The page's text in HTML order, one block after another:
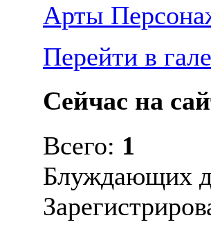
Арты
Перейти в
Сейчас на
Всего: 1
Блуждающих